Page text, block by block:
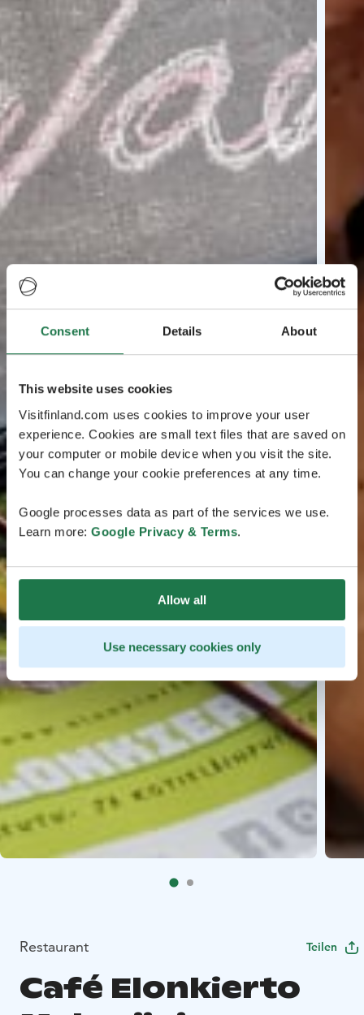
Consent Details About
This website uses cookies
Visitfinland.com uses cookies to improve your user
experience. Cookies are small text files that are saved on
your computer or mobile device when you visit the site.
You can change your cookie preferences at any time.
Google processes data as part of the services we use.
Learn more: Google Privacy & Terms.
Allow all
Use necessary cookies only
Restaurant Teilen
Café Elonkierto